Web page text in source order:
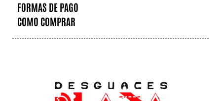
FORMAS DE PAGO
COMO COMPRAR